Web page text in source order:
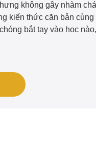
không gây nhàm
kiến thức căn bản cùng
bắt tay vào học